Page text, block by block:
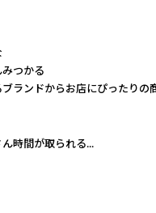
つかる
ランドからお店にぴったりの
時間が取られる...